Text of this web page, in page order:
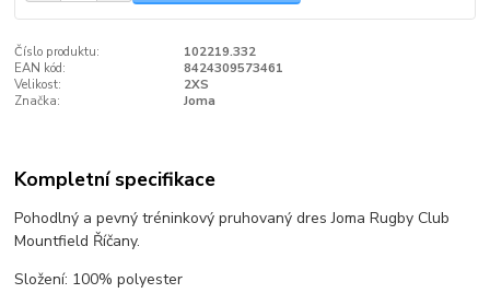
Číslo produktu:
102219.332
EAN kód:
8424309573461
Velikost:
2XS
Značka:
Joma
Kompletní specifikace
Pohodlný a pevný tréninkový pruhovaný dres Joma Rugby Club
Mountfield Říčany.
Složení: 100% polyester